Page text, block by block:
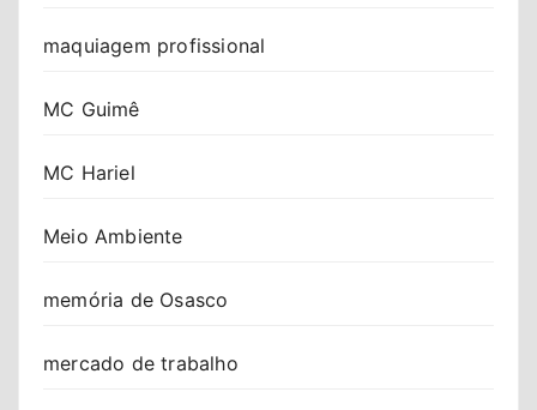
maquiagem profissional
MC Guimê
MC Hariel
Meio Ambiente
memória de Osasco
mercado de trabalho